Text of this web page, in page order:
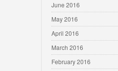
June 2016
May 2016
April 2016
March 2016
February 2016